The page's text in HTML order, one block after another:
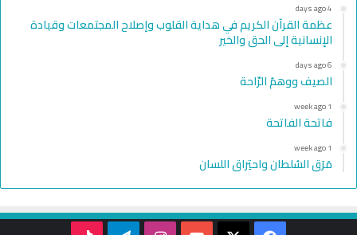
4 days ago
عظمة القرآن الكريم في هداية القلوب وإصلاح المجتمعات وقيادة
الإنسانية إلى الحق والخير
6 days ago
الصيف ووهمُ الرّاحة
1 week ago
فاتحة الفاتحة
1 week ago
مَرَق السُلطان واحتِراق اللسان